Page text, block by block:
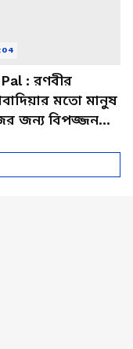
: রণবীর
মতো মানুষ
জন্য বিপজ্জনক :